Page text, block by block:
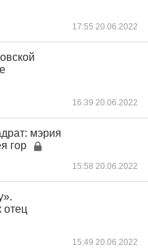
17:55 20.06.2022
16:39 20.06.2022
мэрия
гор
15:58 20.06.2022
отец
15:49 20.06.2022